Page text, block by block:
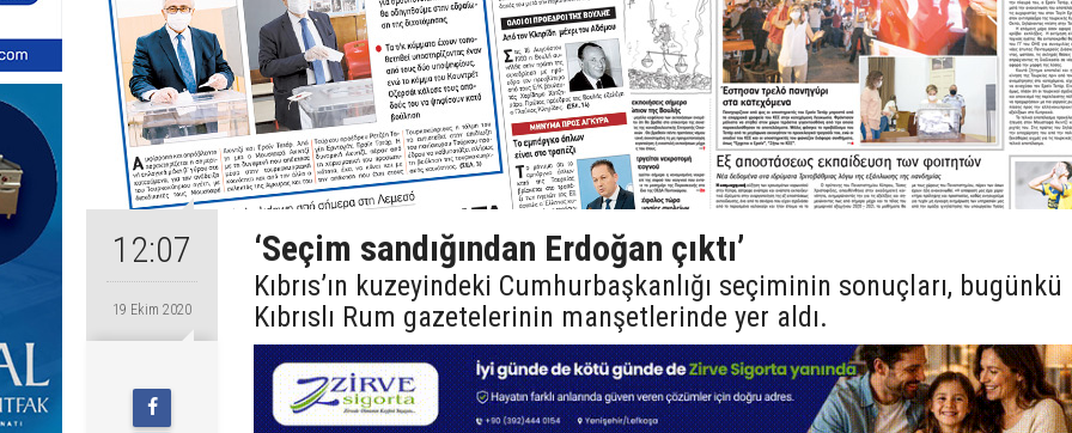
12:07
19 Ekim 2020
‘Seçim sandığından Erdoğan çıktı’
Kıbrıs’ın kuzeyindeki Cumhurbaşkanlığı seçiminin sonuçları, bugünkü
Kıbrıslı Rum gazetelerinin manşetlerinde yer aldı.